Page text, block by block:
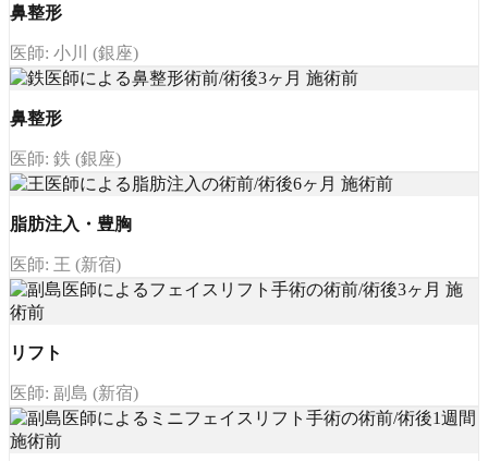
鼻整形
医師: 小川 (銀座)
鼻整形
医師: 鉄 (銀座)
脂肪注入・豊胸
医師: 王 (新宿)
リフト
医師: 副島 (新宿)